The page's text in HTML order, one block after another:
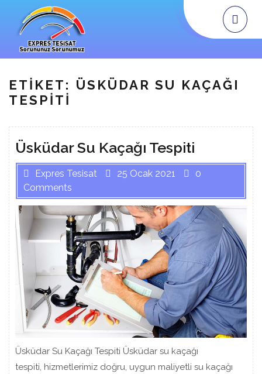
content
ETIKET: ÜSKÜDAR SU KAÇAĞI
TESPITI
Üsküdar Su Kaçağı Tespiti
Expres Tesisat 25 Ocak 2021
0
Comments
Üsküdar Su Kaçağı Tespiti Üsküdar su kaçağı
tespiti, hizmetlerimiz doğru, uygun maliyetli su kaçağı